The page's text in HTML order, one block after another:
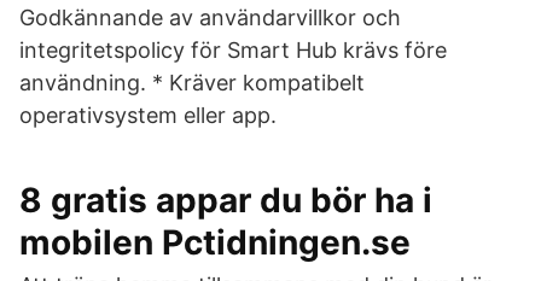
Godkännande av användarvillkor och
integritetspolicy för Smart Hub krävs före
användning. * Kräver kompatibelt
operativsystem eller app.
8 gratis appar du bör ha i
mobilen Pctidningen.se